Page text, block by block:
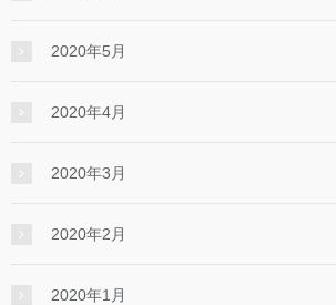
2020年5月
2020年4月
2020年3月
2020年2月
2020年1月